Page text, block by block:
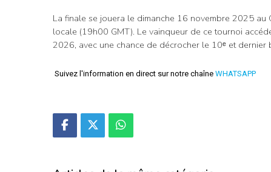
La finale se jouera le dimanche 16 novembre 2025 au
locale (19h00 GMT). Le vainqueur de ce tournoi
2026, avec une chance de décrocher le 10ᵉ et
Suivez l'information en direct sur notre chaîne WHATSAPP